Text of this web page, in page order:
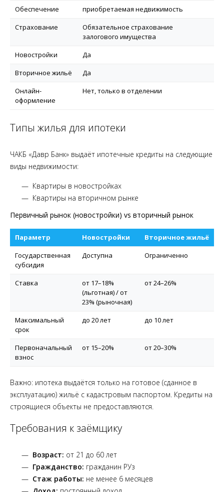
Обеспечение
приобретаемая недвижимость
Страхование
Обязательное страхование
залогового имущества
Новостройки
Да
Вторичное жильё
Да
Онлайн-
оформление
Нет, только в отделении
Типы жилья для ипотеки
ЧАКБ «Давр Банк» выдаёт ипотечные кредиты на следующие
виды недвижимости:
Квартиры в новостройках
Квартиры на вторичном рынке
Первичный рынок (новостройки) vs вторичный рынок
Параметр Новостройки
Вторичное жильё
Государственная
субсидия
Доступна Ограниченно
Ставка
от 17–18%
(льготная) / от
23% (рыночная)
от 24–26%
Максимальный
срок
до 20 лет до 10 лет
Первоначальный
взнос
от 15–20% от 20–30%
Важно: ипотека выдаётся только на готовое (сданное в
эксплуатацию) жильё с кадастровым паспортом. Кредиты на
строящиеся объекты не предоставляются.
Требования к заёмщику
Возраст: от 21 до 60 лет
Гражданство: гражданин РУз
Стаж работы: не менее 6 месяцев